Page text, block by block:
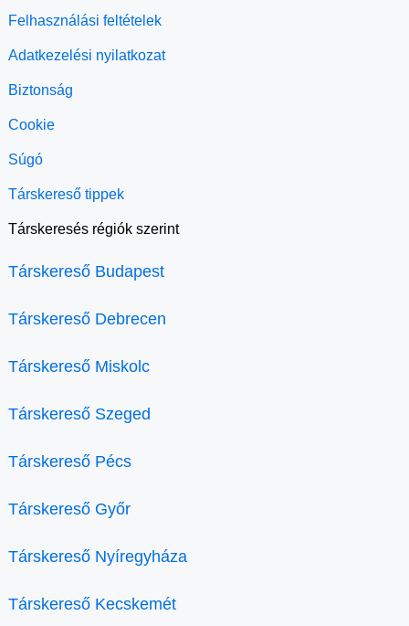
Felhasználási feltételek
Adatkezelési nyilatkozat
Biztonság
Cookie
Súgó
Társkereső tippek
Társkeresés régiók szerint
Társkereső Budapest
Társkereső Debrecen
Társkereső Miskolc
Társkereső Szeged
Társkereső Pécs
Társkereső Győr
Társkereső Nyíregyháza
Társkereső Kecskemét